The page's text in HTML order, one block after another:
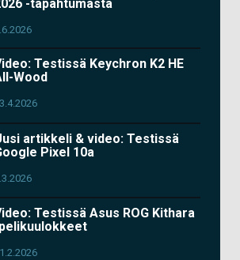
-tapahtumasta
Testissä Keychron K2 HE
Wood
artikkeli & video: Testissä
Pixel 10a
Testissä Asus ROG Kithara